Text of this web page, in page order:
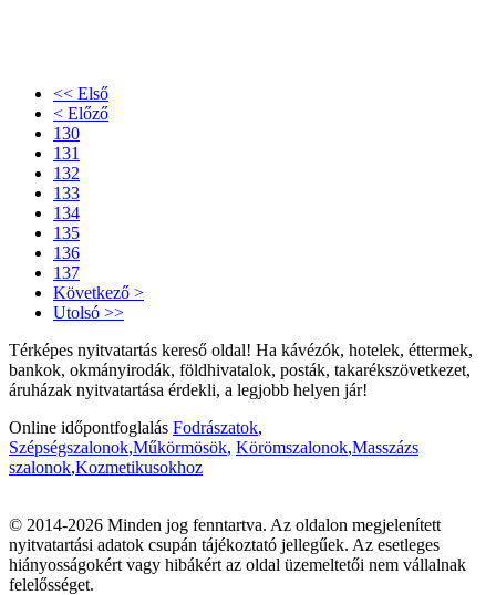
<< Első
< Előző
130
131
132
133
134
135
136
137
Következő >
Utolsó >>
Térképes nyitvatartás kereső oldal! Ha kávézók, hotelek, éttermek,
bankok, okmányirodák, földhivatalok, posták, takarékszövetkezet,
áruházak nyitvatartása érdekli, a legjobb helyen jár!
Online időpontfoglalás Fodrászatok,
Szépségszalonok,Műkörmösök, Körömszalonok,Masszázs
szalonok,Kozmetikusokhoz
© 2014-2026 Minden jog fenntartva. Az oldalon megjelenített
nyitvatartási adatok csupán tájékoztató jellegűek. Az esetleges
hiányosságokért vagy hibákért az oldal üzemeltetői nem vállalnak
felelősséget.